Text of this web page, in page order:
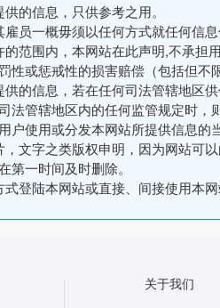
的信息，只供参考之用。
雇员一概毋须以任何方式就任何信
的范围内，本网站在此声明,不承担
性或惩戒性的损害赔偿（包括但
供的信息，若在任何司法管辖地区
法管辖地区内的任何监管规定时
户使用或分发本网站所提供信息的
，文字之类版权申明，因为网站可
第一时间及时删除。
式登陆本网站或直接、间接使用本
关于我们